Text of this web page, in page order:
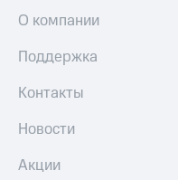
О компании
Поддержка
Контакты
Новости
Акции